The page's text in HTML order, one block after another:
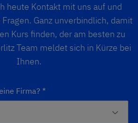
heute Kontakt mit uns auf und
Ganz unverbindlich, damit
Kurs finden, der am besten zu
Team meldet sich in Kürze bei
Ihnen.
Firma? *